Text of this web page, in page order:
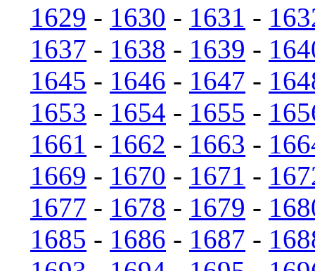
1629 - 1630 - 1631 -
1637 - 1638 - 1639 -
1645 - 1646 - 1647 -
1653 - 1654 - 1655 -
1661 - 1662 - 1663 -
1669 - 1670 - 1671 -
1677 - 1678 - 1679 -
1685 - 1686 - 1687 -